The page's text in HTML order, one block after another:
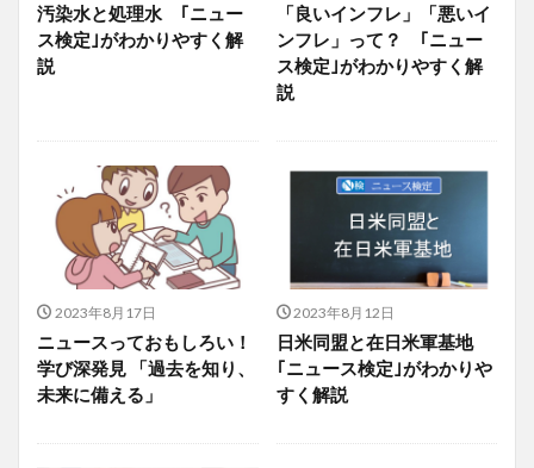
汚染水と処理水 ｢ニュー
ス検定｣がわかりやすく解
説
「良いインフレ」「悪いイ
ンフレ」って？ ｢ニュー
ス検定｣がわかりやすく解
説
2023年8月17日
ニュースっておもしろい！
学び深発見 「過去を知り、
未来に備える」
2023年8月12日
日米同盟と在日米軍基地
｢ニュース検定｣がわかりや
すく解説